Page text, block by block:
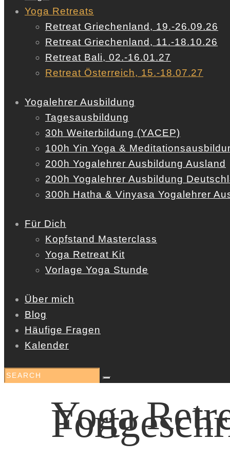
Yoga Retreats
Retreat Griechenland, 19.-26.09.26
Retreat Griechenland, 11.-18.10.26
Retreat Bali, 02.-16.01.27
Retreat Österreich, 15.-18.07.27
Yogalehrer Ausbildung
Tagesausbildung
30h Weiterbildung (YACEP)
100h Yin Yoga &
200h Yogalehrer Ausbildung Ausland
200h Yogalehrer Ausbildung
300h Hatha & Vinyasa Yogalehrer
Für Dich
Kopfstand Masterclass
Yoga Retreat Kit
Vorlage Yoga Stunde
Über mich
Blog
Häufige Fragen
Kalender
Yoga